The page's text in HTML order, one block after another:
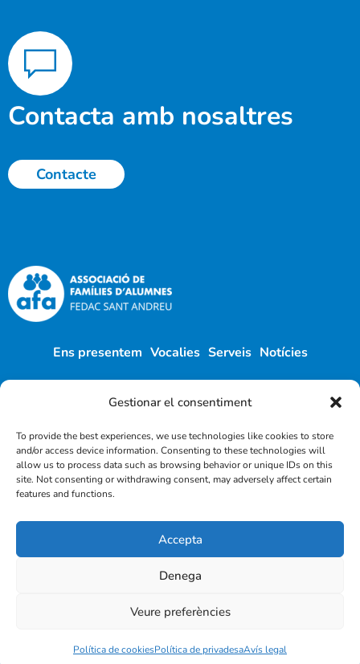
Gestionar el consentiment
To provide the best experiences, we use technologies like cookies to store
and/or access device information. Consenting to these technologies will
allow us to process data such as browsing behavior or unique IDs on this
site. Not consenting or withdrawing consent, may adversely affect certain
features and functions.
Accepta
Denega
Veure preferències
Política de cookiesPolítica de privadesaAvís legal
Contacta amb nosaltres
Contacte
Ens presentem Vocalies Serveis Notícies
afafedacsantandreu@gmail.com
AFA FEDAC Sant Andreu
Política de privacitat a les xarxes socials
Dissenyat percreaescola.com